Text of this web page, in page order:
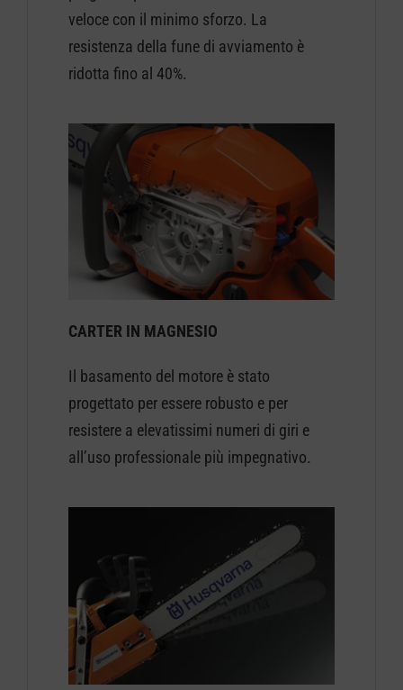
veloce con il minimo sforzo. La
resistenza della fune di avviamento è
ridotta fino al 40%.
CARTER IN MAGNESIO
Il basamento del motore è stato
progettato per essere robusto e per
resistere a elevatissimi numeri di giri e
all’uso professionale più impegnativo.